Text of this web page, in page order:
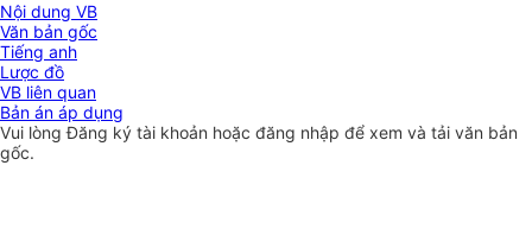
Nội dung VB
Văn bản gốc
Tiếng anh
Lược đồ
VB liên quan
Bản án áp dụng
Vui lòngĐăng ký tài khoản hoặc đăng nhập để xem và tải văn bản
gốc.